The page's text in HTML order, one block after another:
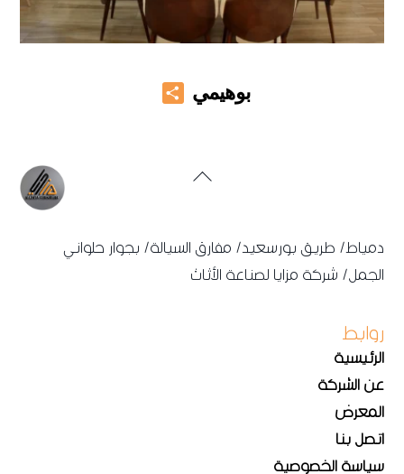
بوهيمي
Back
دمياط/ طريق بورسعيد/ مفارق السيالة/ بجوار حلواني
الجمل/ شركة مزايا لصناعة الأثاث
روابط
الرئيسية
عن الشركة
المعرض
اتصل بنا
سياسة الخصوصية